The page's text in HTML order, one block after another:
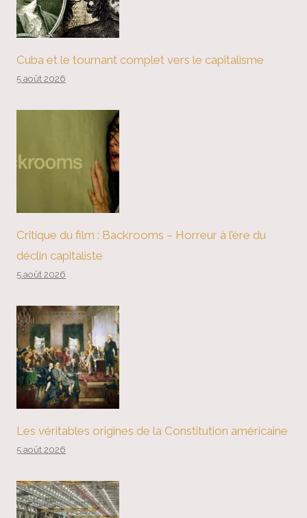
Cuba et le tournant complet vers le capitalisme
5 août 2026
Critique du film : Backrooms – Horreur à l’ère du
déclin capitaliste
5 août 2026
Les véritables origines de la Constitution américaine
5 août 2026